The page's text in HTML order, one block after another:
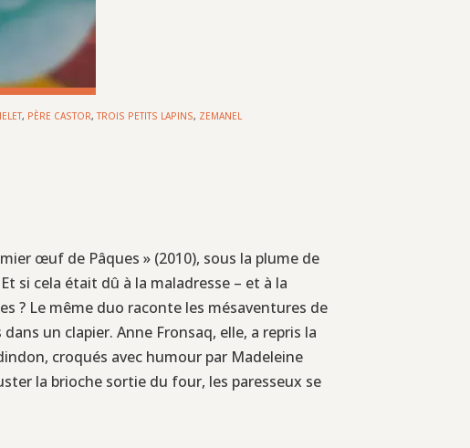
, PÈRE CASTOR,TROIS PETITS LAPINS, ZEMANEL
œuf de Pâques » (2010), sous la plume de
si cela était dû à la maladresse – et à la
Le même duo raconte les mésaventures de
un clapier. Anne Fronsaq, elle, a repris la
croqués avec humour par Madeleine
la brioche sortie du four, les paresseux se